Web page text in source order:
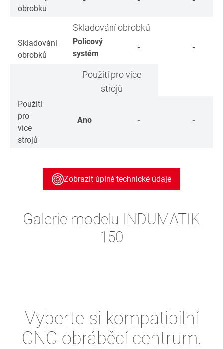
obrobku
Skladování obrobků
Skladování
obrobků
Policový
systém
- -
Použití pro více
strojů
Použití
pro
více
strojů
Ano - -
Zobrazit úplné technické údaje
Galerie modelu INDUMATIK
150
Vyberte si kompatibilní
CNC obráběcí centrum.